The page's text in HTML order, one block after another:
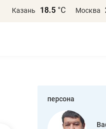
Казань 18.5 °С Москва
персона